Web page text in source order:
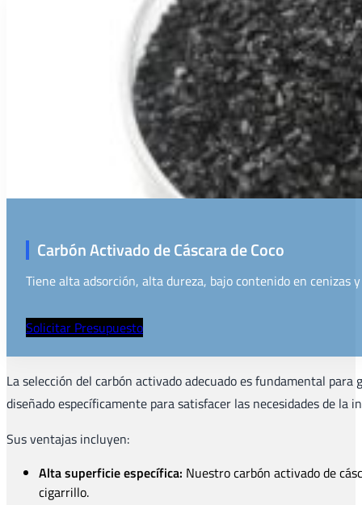
Carbón Activado de Cáscara de Coco
Tiene alta adsorción, alta dureza, bajo contenido en cenizas
Solicitar Presupuesto
La selección del carbón activado adecuado es fundamental
diseñado específicamente para satisfacer las necesidades de la
Sus ventajas incluyen:
Alta superficie específica: Nuestro carbón activado de
cigarrillo.